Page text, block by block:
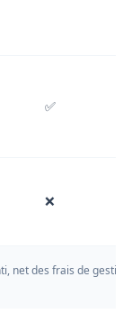
✅
❌
net des frais de